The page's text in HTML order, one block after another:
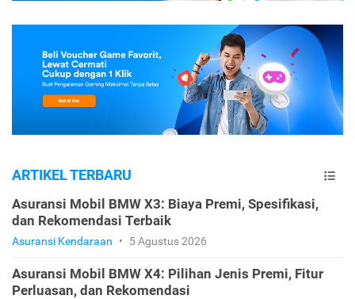
ARTIKEL TERBARU
Asuransi Mobil BMW X3: Biaya Premi, Spesifikasi,
dan Rekomendasi Terbaik
Asuransi Kendaraan • 5 Agustus 2026
Asuransi Mobil BMW X4: Pilihan Jenis Premi, Fitur
Perluasan, dan Rekomendasi